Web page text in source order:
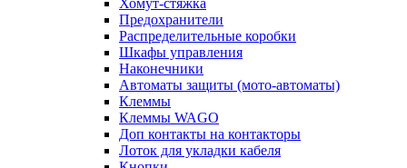
Хомут-стяжка
Предохранители
Распределительные коробки
Шкафы управления
Наконечники
Автоматы защиты (мото-автоматы)
Клеммы
Клеммы WAGO
Доп контакты на контакторы
Лоток для укладки кабеля